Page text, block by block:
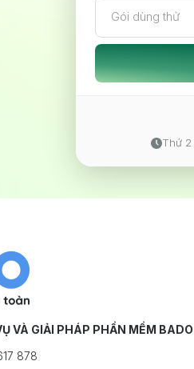
Gói dùng thử
Thứ
VÀ GIẢI PHÁP PHẦN MỀM BADO
878